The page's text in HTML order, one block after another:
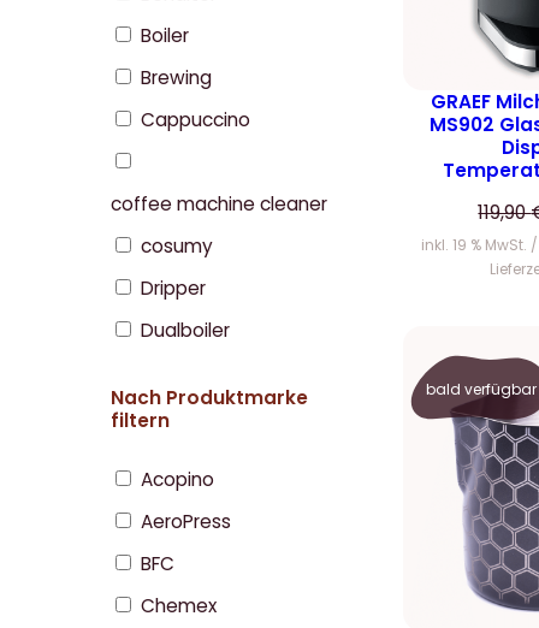
Boiler
Brewing
Cappuccino
coffee machine cleaner
cosumy
Dripper
Dualboiler
Nach Produktmarke
filtern
Acopino
AeroPress
BFC
Chemex
GRAEF
MS902
119,90
inkl. 19 % MwSt.
bald verfügbar